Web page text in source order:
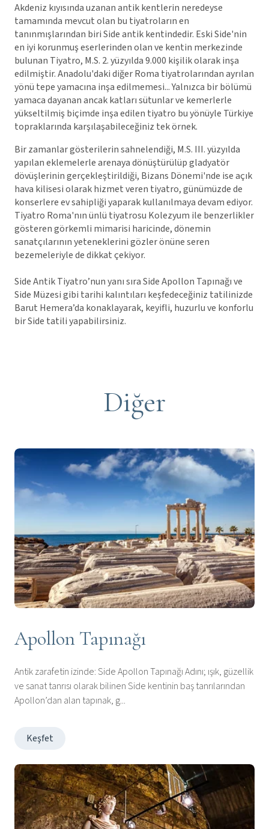
Akdeniz kıyısında uzanan antik kentlerin neredeyse
tamamında mevcut olan bu tiyatroların en
tanınmışlarından biri Side antik kentindedir. Eski Side'nin
en iyi korunmuş eserlerinden olan ve kentin merkezinde
bulunan Tiyatro, M.S. 2. yüzyılda 9.000 kişilik olarak inşa
edilmiştir. Anadolu'daki diğer Roma tiyatrolarından ayrılan
yönü tepe yamacına inşa edilmemesi... Yalnızca bir bölümü
yamaca dayanan ancak katları sütunlar ve kemerlerle
yükseltilmiş biçimde inşa edilen tiyatro bu yönüyle Türkiye
topraklarında karşılaşabileceğiniz tek örnek.
Bir zamanlar gösterilerin sahnelendiği, M.S. III. yüzyılda
yapılan eklemelerle arenaya dönüştürülüp gladyatör
dövüşlerinin gerçekleştirildiği, Bizans Dönemi'nde ise açık
hava kilisesi olarak hizmet veren tiyatro, günümüzde de
konserlere ev sahipliği yaparak kullanılmaya devam ediyor.
Tiyatro Roma'nın ünlü tiyatrosu Kolezyum ile benzerlikler
gösteren görkemli mimarisi haricinde, dönemin
sanatçılarının yeteneklerini gözler önüne seren
bezemeleriyle de dikkat çekiyor.
Side Antik Tiyatro’nun yanı sıra Side Apollon Tapınağı ve
Side Müzesi gibi tarihi kalıntıları keşfedeceğiniz tatilinizde
Barut Hemera’da konaklayarak, keyifli, huzurlu ve konforlu
bir Side tatili yapabilirsiniz.
Diğer
Apollon Tapınağı
Antik zarafetin izinde: Side Apollon Tapınağı Adını; ışık, güzellik
ve sanat tanrısı olarak bilinen Side kentinin baş tanrılarından
Apollon’dan alan tapınak, g...
Keşfet